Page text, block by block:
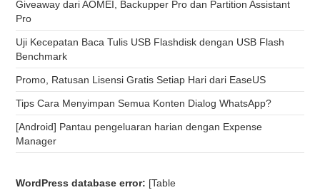
Giveaway dari AOMEI, Backupper Pro dan Partition Assistant
Pro
Uji Kecepatan Baca Tulis USB Flashdisk dengan USB Flash
Benchmark
Promo, Ratusan Lisensi Gratis Setiap Hari dari EaseUS
Tips Cara Menyimpan Semua Konten Dialog WhatsApp?
[Android] Pantau pengeluaran harian dengan Expense
Manager
WordPress database error: [Table